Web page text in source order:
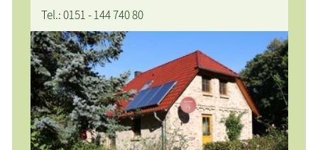
Tel.: 0151 - 144 740 80